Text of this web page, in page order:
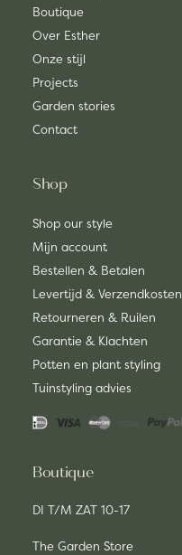
Boutique
Over Esther
Onze stijl
Projects
Garden stories
Contact
Shop
Shop our style
Mijn account
Bestellen & Betalen
Levertijd & Verzendkosten
Retourneren & Ruilen
Garantie & Klachten
Potten en plant styling
Tuinstyling advies
Boutique
DI T/M ZAT 10-17
The Garden Store